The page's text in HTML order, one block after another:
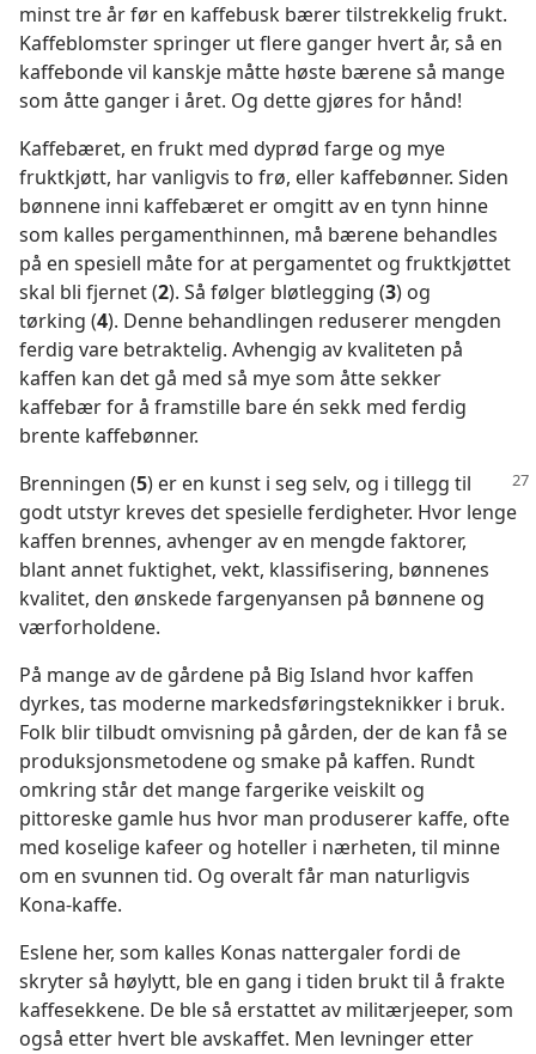
minst tre år før en kaffebusk bærer tilstrekkelig frukt.
Kaffeblomster springer ut flere ganger hvert år, så en
kaffebonde vil kanskje måtte høste bærene så mange
som åtte ganger i året. Og dette gjøres for hånd!
Kaffebæret, en frukt med dyprød farge og mye
fruktkjøtt, har vanligvis to frø, eller kaffebønner. Siden
bønnene inni kaffebæret er omgitt av en tynn hinne
som kalles pergamenthinnen, må bærene behandles
på en spesiell måte for at pergamentet og fruktkjøttet
skal bli fjernet (2). Så følger bløtlegging (3) og
tørking (4). Denne behandlingen reduserer mengden
ferdig vare betraktelig. Avhengig av kvaliteten på
kaffen kan det gå med så mye som åtte sekker
kaffebær for å framstille bare én sekk med ferdig
brente kaffebønner.
Brenningen (5) er en kunst i seg selv, og i tillegg til
godt utstyr kreves det spesielle ferdigheter. Hvor lenge
kaffen brennes, avhenger av en mengde faktorer,
blant annet fuktighet, vekt, klassifisering, bønnenes
kvalitet, den ønskede fargenyansen på bønnene og
værforholdene.
På mange av de gårdene på Big Island hvor kaffen
dyrkes, tas moderne markedsføringsteknikker i bruk.
Folk blir tilbudt omvisning på gården, der de kan få se
produksjonsmetodene og smake på kaffen. Rundt
omkring står det mange fargerike veiskilt og
pittoreske gamle hus hvor man produserer kaffe, ofte
med koselige kafeer og hoteller i nærheten, til minne
om en svunnen tid. Og overalt får man naturligvis
Kona-kaffe.
Eslene her, som kalles Konas nattergaler fordi de
skryter så høylytt, ble en gang i tiden brukt til å frakte
kaffesekkene. De ble så erstattet av militærjeeper, som
også etter hvert ble avskaffet. Men levninger etter